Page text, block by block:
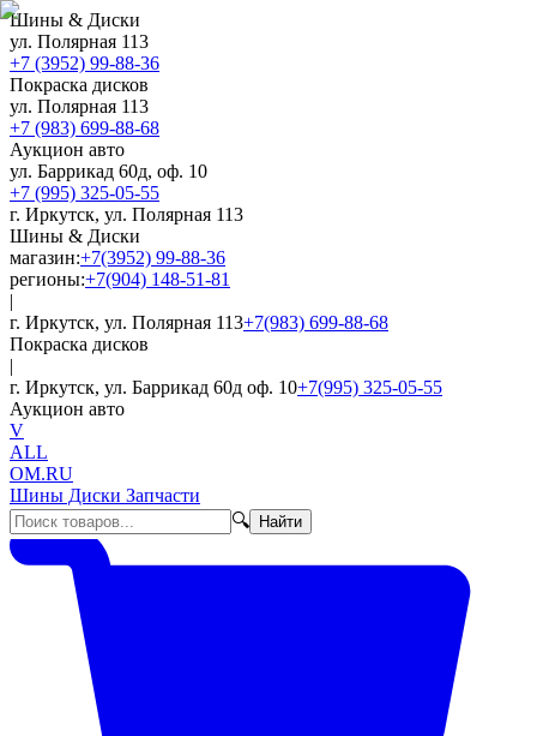
Шины & Диски
ул. Полярная 113
+7 (3952) 99-88-36
Покраска дисков
ул. Полярная 113
+7 (983) 699-88-68
Аукцион авто
ул. Баррикад 60д, оф. 10
+7 (995) 325-05-55
г. Иркутск, ул. Полярная 113
Шины & Диски
магазин:+7(3952) 99-88-36
регионы:+7(904) 148-51-81
|
г. Иркутск, ул. Полярная 113+7(983) 699-88-68
Покраска дисков
|
г. Иркутск, ул. Баррикад 60д оф. 10+7(995) 325-05-55
Аукцион авто
V
ALL
OM.RU
Шины Диски Запчасти
🔍
Найти